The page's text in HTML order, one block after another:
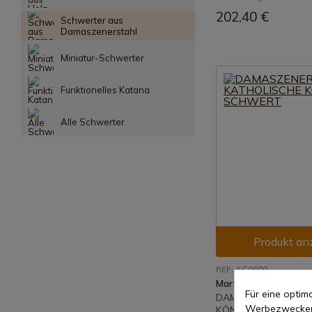
Schwerter aus
Damaszenerstahl
Miniatur-Schwerter
Funktionelles Katana
Alle Schwerter
202,40 €
Produkt
REF: AC0600
Marto
DAMASZENER
Für eine